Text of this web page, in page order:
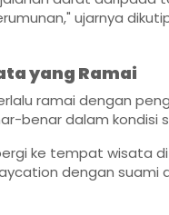
ujarnya
yang Ramai
ramai dengan
benar dalam kondisi
ke tempat wisata
dengan